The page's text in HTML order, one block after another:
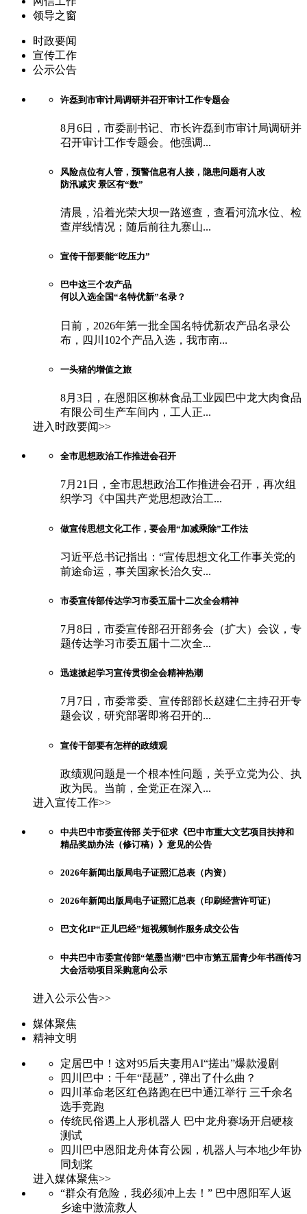
领导之窗
时政要闻
宣传工作
公示公告
许磊到市审计局调研并召开审计工作专题会
8月6日，市委副书记、市长许磊到市审计局调研并
召开审计工作专题会。他强调...
风险点位有人管，预警信息有人接，隐患问题有人改
防汛减灾 景区有“数”
清晨，沿着光荣大坝一路巡查，查看河流水位、检
查岸线情况；随后前往九寨山...
宣传干部要能“吃压力”
巴中这三个农产品
何以入选全国“名特优新”名录？
日前，2026年第一批全国名特优新农产品名录公
布，四川102个产品入选，我市南...
一头猪的增值之旅
8月3日，在恩阳区柳林食品工业园巴中龙大肉食品
有限公司生产车间内，工人正...
进入时政要闻>>
全市思想政治工作推进会召开
7月21日，全市思想政治工作推进会召开，再次组
织学习《中国共产党思想政治工...
做宣传思想文化工作，要会用“加减乘除”工作法
习近平总书记指出：“宣传思想文化工作事关党的
前途命运，事关国家长治久安...
市委宣传部传达学习市委五届十二次全会精神
7月8日，市委宣传部召开部务会（扩大）会议，专
题传达学习市委五届十二次全...
迅速掀起学习宣传贯彻全会精神热潮
7月7日，市委常委、宣传部部长赵建仁主持召开专
题会议，研究部署即将召开的...
宣传干部要有怎样的政绩观
政绩观问题是一个根本性问题，关乎立党为公、执
政为民。当前，全党正在深入...
进入宣传工作>>
中共巴中市委宣传部 关于征求《巴中市重大文艺项目扶持和
精品奖励办法（修订稿）》意见的公告
2026年新闻出版局电子证照汇总表（内资）
2026年新闻出版局电子证照汇总表（印刷经营许可证）
巴文化IP“正儿巴经”短视频制作服务成交公告
中共巴中市委宣传部“笔墨当潮”巴中市第五届青少年书画传习
大会活动项目采购意向公示
进入公示公告>>
媒体聚焦
精神文明
定居巴中！这对95后夫妻用AI“搓出”爆款漫剧
四川巴中：千年“琵琶”，弹出了什么曲？
四川革命老区红色路跑在巴中通江举行 三千余名
选手竞跑
传统民俗遇上人形机器人 巴中龙舟赛场开启硬核
测试
四川巴中恩阳龙舟体育公园，机器人与本地少年协
同划桨
进入媒体聚焦>>
“群众有危险，我必须冲上去！” 巴中恩阳军人返
乡途中激流救人